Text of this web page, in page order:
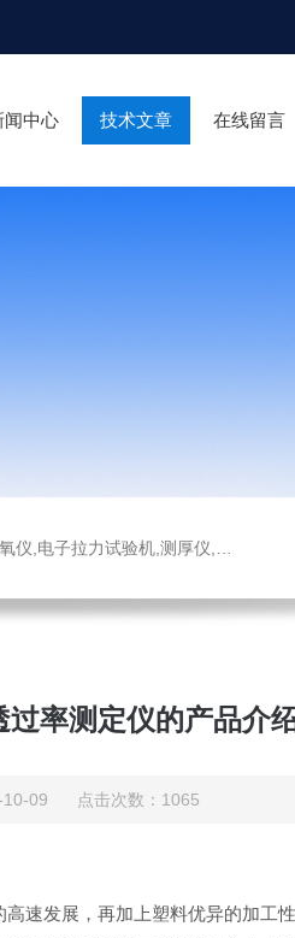
闻中心 技术文章 在线留言
,测厚仪,瓶盖扭矩仪,顶空残氧仪
率测定仪的产品介
10-09 点击次数：1065
速发展，再加上塑料优异的加工